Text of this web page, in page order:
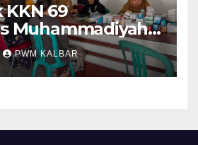
69
Muhammadiyah
Dua Tim,
dan Dampingi
Posyandu Lansia
PWM KALBAR